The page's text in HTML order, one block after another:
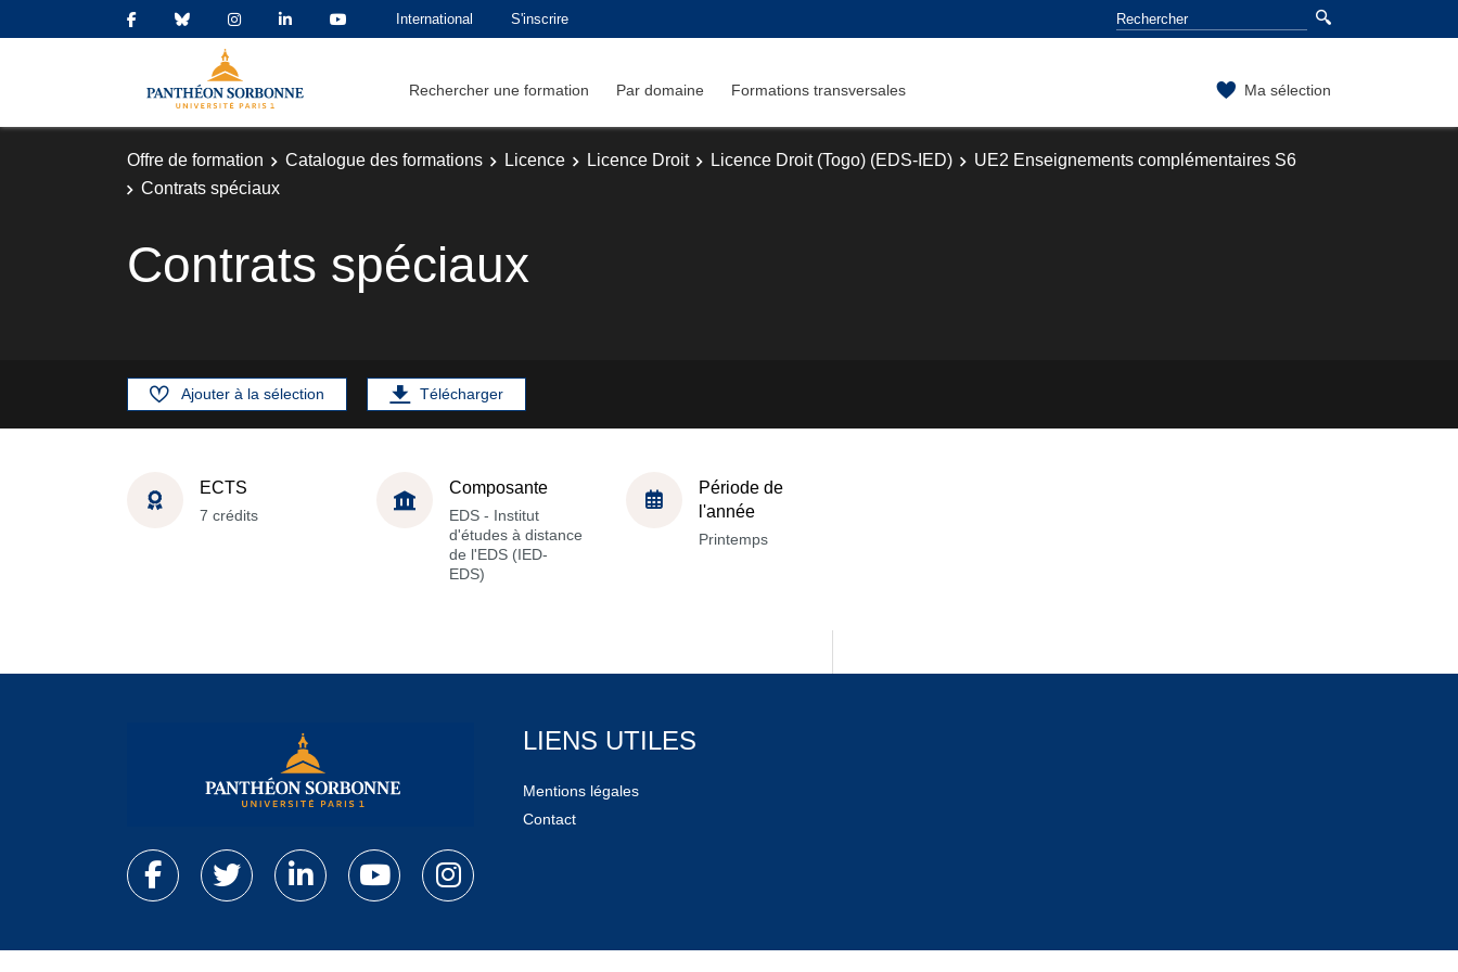
International S'inscrire
Rechercher une formation Par domaine Formations transversales Ma sélection
Offre de formation Catalogue des formations Licence Licence Droit Licence Droit (Togo) (EDS-IED)
UE2 Enseignements complémentaires S6
Contrats spéciaux
Contrats spéciaux
Ajouter à la sélection Télécharger
ECTS
7 crédits
Composante
EDS - Institut
d'études à distance
de l'EDS (IED-
EDS)
Période de
l'année
Printemps
LIENS UTILES
Mentions légales
Contact